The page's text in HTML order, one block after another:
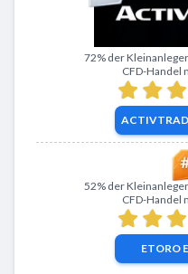
Zu ActivTrades
72% der
CFD-Handel
52% der
CFD-Handel
ETORO